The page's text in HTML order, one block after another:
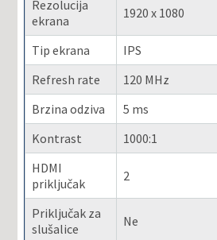
Rezolucija
ekrana
1920 x 1080
Tip ekrana
IPS
Refresh rate
120 MHz
Brzina odziva
5 ms
Kontrast
1000:1
HDMI
priključak
2
Priključak za
slušalice
Ne